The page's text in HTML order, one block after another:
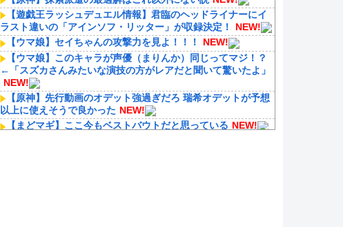
【遊戯王ラッシュデュエル情報】君臨のヘッドライナーにイ
ラスト違いの「アインソフ・リッター」が収録決定！
NEW!
【ウマ娘】セイちゃんの攻撃力を見よ！！！
NEW!
【ウマ娘】このキャラが声優（まりんか）同じってマジ！？
←「スズカさんみたいな演技の方がレアだと聞いて驚いたよ」
NEW!
【原神】先行動画のオデット強過ぎだろ 瑞希オデットが予想
以上に使えそうで良かった NEW!
【まどマギ】ここ今もベストバウトだと思っている NEW!